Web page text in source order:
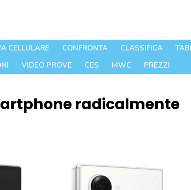
CELLULARE CONFRONTA CLASSIFICA
VIDEO PROVE CES MWC PREZZI
radicalmente